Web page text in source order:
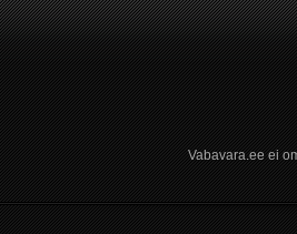
Vabavara.ee ei